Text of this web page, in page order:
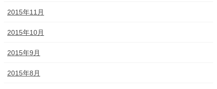
2015年11月
2015年10月
2015年9月
2015年8月